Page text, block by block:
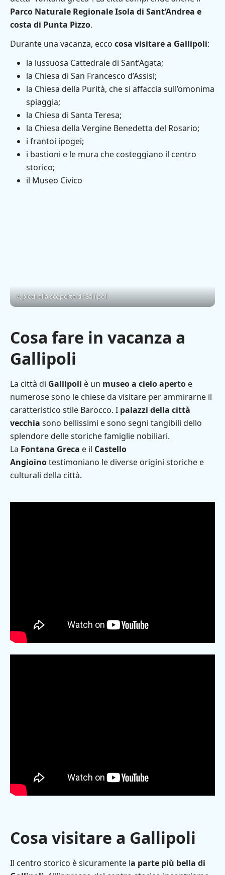
Parco Naturale Regionale Isola di Sant’Andrea e
costa di Punta Pizzo.
Durante una vacanza, ecco cosa visitare a Gallipoli:
la lussuosa Cattedrale di Sant’Agata;
la Chiesa di San Francesco d’Assisi;
la Chiesa della Purità, che si affaccia sull’omonima
spiaggia;
la Chiesa di Santa Teresa;
la Chiesa della Vergine Benedetta del Rosario;
i frantoi ipogei;
i bastioni e le mura che costeggiano il centro
storico;
il Museo Civico
A piedi alla scoperta di Gallipoli
Cosa fare in vacanza a
Gallipoli
La città di Gallipoli è un museo a cielo aperto e
numerose sono le chiese da visitare per ammirarne il
caratteristico stile Barocco. I palazzi della città
vecchia sono bellissimi e sono segni tangibili dello
splendore delle storiche famiglie nobiliari.
La Fontana Greca e il Castello
Angioinotestimoniano le diverse origini storiche e
culturali della città.
Cosa visitare a Gallipoli
Il centro storico è sicuramente la parte più bella di